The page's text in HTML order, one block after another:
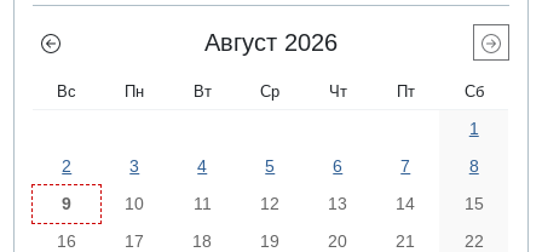
Август 2026
Вс Пн Вт Ср Чт Пт Сб
1
2
3 4 5 6 7
8
9
10 11 12 13 14
15
16
17 18 19 20 21
22